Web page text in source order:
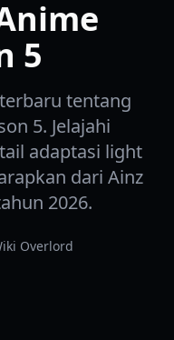
5
tentang
5. Jelajahi
adaptasi light
dari Ainz
2026.
Overlord